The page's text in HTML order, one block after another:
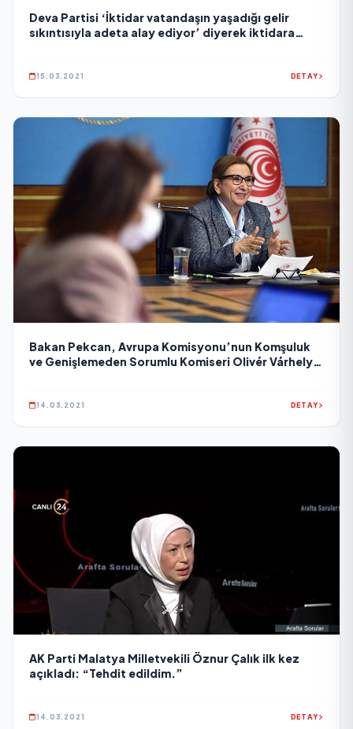
Deva Partisi ‘İktidar vatandaşın yaşadığı gelir
sıkıntısıyla adeta alay ediyor’ diyerek iktidara
15.03.2021 DETAY
Bakan Pekcan, Avrupa Komisyonu’nun Komşuluk
ve Genişlemeden Sorumlu Komiseri Olivér Várhelyi
14.03.2021 DETAY
AK Parti Malatya Milletvekili Öznur Çalık ilk kez
açıkladı: “Tehdit edildim.”
14.03.2021 DETAY